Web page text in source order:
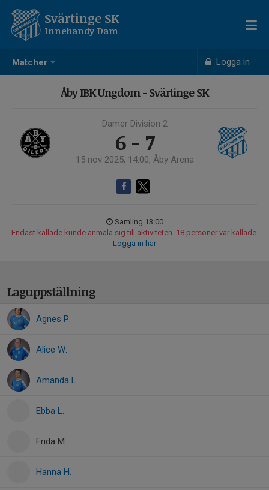
Matcher Logga in
Svärtinge SK
Innebandy Dam
Åby IBK Ungdom - Svärtinge SK
Damer Division 2
6 - 7
15 nov 2025, 14:00, Åby Arena
Samling 13:00
Endast kallade kunde anmäla sig till aktiviteten. 18 personer var kallade.
Logga in här
Laguppställning
Agnes P.
Alice W.
Amanda L.
Ebba L.
Frida M.
Hanna H.